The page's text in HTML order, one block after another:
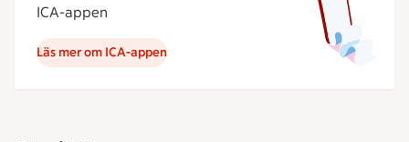
ICA-appen
Läs mer om ICA-appen